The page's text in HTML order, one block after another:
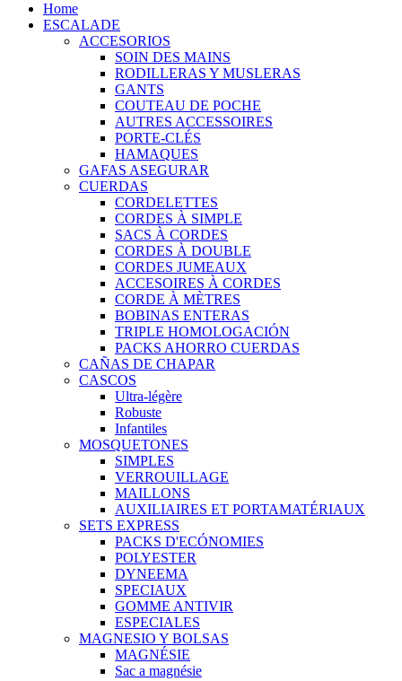
Home
ESCALADE
ACCESORIOS
SOIN DES MAINS
RODILLERAS Y MUSLERAS
GANTS
COUTEAU DE POCHE
AUTRES ACCESSOIRES
PORTE-CLÉS
HAMAQUES
GAFAS ASEGURAR
CUERDAS
CORDELETTES
CORDES À SIMPLE
SACS À CORDES
CORDES À DOUBLE
CORDES JUMEAUX
ACCESOIRES À CORDES
CORDE À MÈTRES
BOBINAS ENTERAS
TRIPLE HOMOLOGACIÓN
PACKS AHORRO CUERDAS
CAÑAS DE CHAPAR
CASCOS
Ultra-légère
Robuste
Infantiles
MOSQUETONES
SIMPLES
VERROUILLAGE
MAILLONS
AUXILIAIRES ET PORTAMATÉRIAUX
SETS EXPRESS
PACKS D'ECÓNOMIES
POLYESTER
DYNEEMA
SPECIAUX
GOMME ANTIVIR
ESPECIALES
MAGNESIO Y BOLSAS
MAGNÉSIE
Sac a magnésie